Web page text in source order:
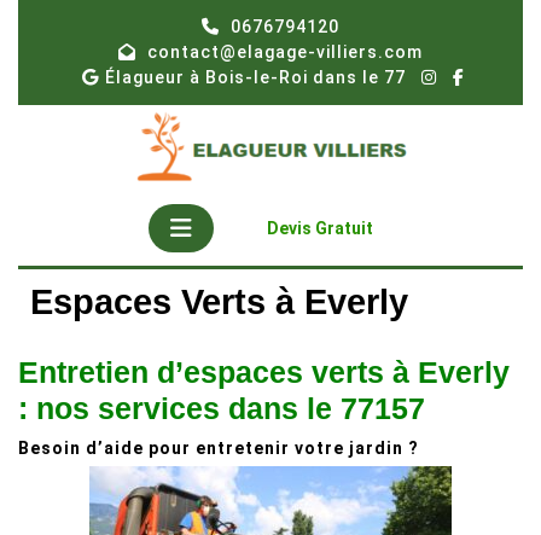
0676794120
contact@elagage-villiers.com
Élagueur à Bois-le-Roi dans le 77
Open
Button
Devis Gratuit
Espaces Verts à Everly
Entretien d’espaces verts à Everly
: nos services dans le 77157
Besoin d’aide pour entretenir votre jardin ?